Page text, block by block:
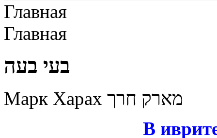
Главная
Главная
בעי בעה
Марк Харах מארק חרך
В